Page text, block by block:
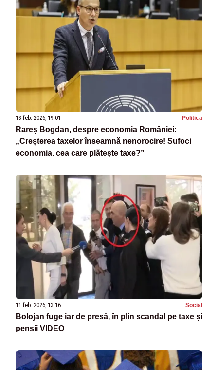
13 feb. 2026, 19:01 Politica
Rareș Bogdan, despre economia României:
„Creșterea taxelor înseamnă nenorocire! Sufoci
economia, cea care plătește taxe?”
11 feb. 2026, 13:16 Social
Bolojan fuge iar de presă, în plin scandal pe taxe și
pensii VIDEO